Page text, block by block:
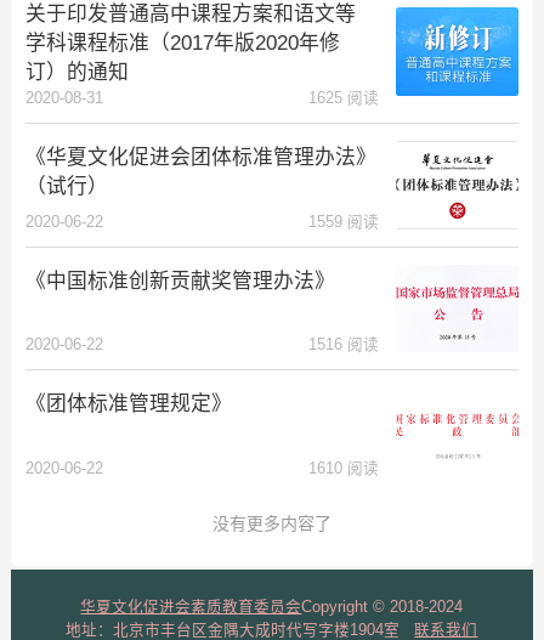
关于印发普通高中课程方案和语文等
学科课程标准（2017年版2020年修
订）的通知
2020-08-31 1625 阅读
《华夏文化促进会团体标准管理办法》
（试行）
2020-06-22 1559 阅读
《中国标准创新贡献奖管理办法》
2020-06-22 1516 阅读
《团体标准管理规定》
2020-06-22 1610 阅读
没有更多内容了
华夏文化促进会素质教育委员会Copyright © 2018-2024
地址：北京市丰台区金隅大成时代写字楼1904室联系我们